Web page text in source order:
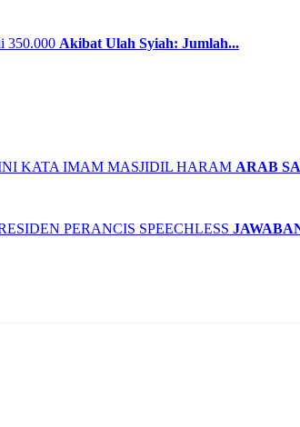
Akibat Ulah Syiah: Jumlah...
ARAB